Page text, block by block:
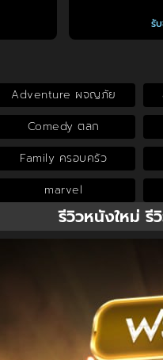
รั
Adventure ผจญภัย
Comedy ตลก
Family ครอบครัว
marvel
รีวิวหนังใหม่ รี